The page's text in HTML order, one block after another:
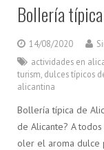
Bollería
14/08/2020
actividades en
turism dulces típicos
alicantina
Bollería típica de
de Alicante? A
oler el aroma dulce